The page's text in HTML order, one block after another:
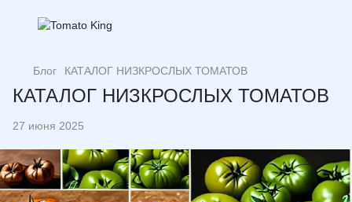
Блог КАТАЛОГ НИЗКРОСЛЫХ ТОМАТОВ
КАТАЛОГ НИЗКРОСЛЫХ ТОМАТОВ
27 июня 2025